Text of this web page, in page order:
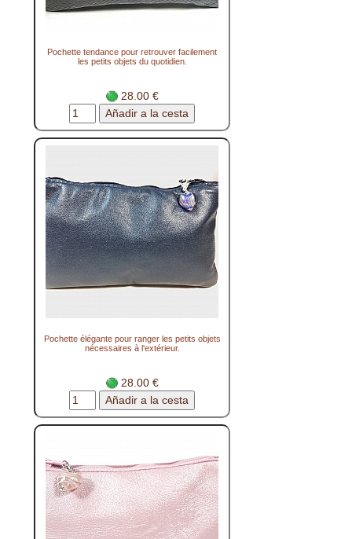
Pochette tendance pour retrouver facilement
les petits objets du quotidien.
28.00 €
Pochette élégante pour ranger les petits objets
nécessaires à l'extérieur.
28.00 €